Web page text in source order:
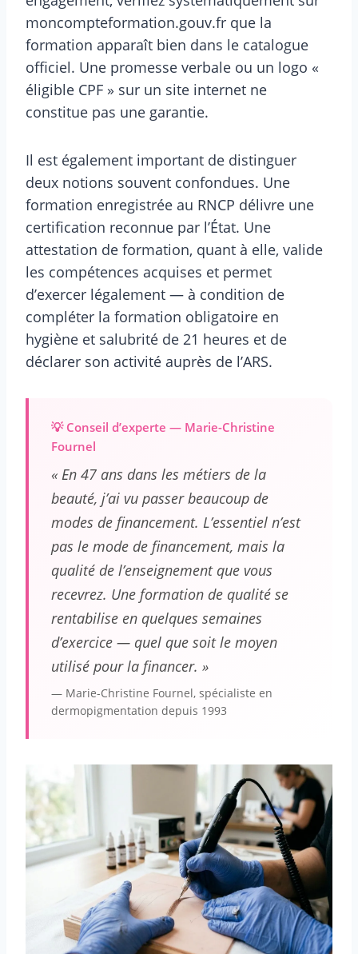
moncompteformation.gouv.fr que la
formation apparaît bien dans le catalogue
officiel. Une promesse verbale ou un logo «
éligible CPF » sur un site internet ne
constitue pas une garantie.
Il est également important de distinguer
deux notions souvent confondues. Une
formation enregistrée au RNCP délivre une
certification reconnue par l’État. Une
attestation de formation, quant à elle, valide
les compétences acquises et permet
d’exercer légalement — à condition de
compléter la formation obligatoire en
hygiène et salubrité de 21 heures et de
déclarer son activité auprès de l’ARS.
💡 Conseil d’experte — Marie-Christine
Fournel
« En 47 ans dans les métiers de la
beauté, j’ai vu passer beaucoup de
modes de financement. L’essentiel n’est
pas le mode de financement, mais la
qualité de l’enseignement que vous
recevrez. Une formation de qualité se
rentabilise en quelques semaines
d’exercice — quel que soit le moyen
utilisé pour la financer. »
— Marie-Christine Fournel, spécialiste en
dermopigmentation depuis 1993